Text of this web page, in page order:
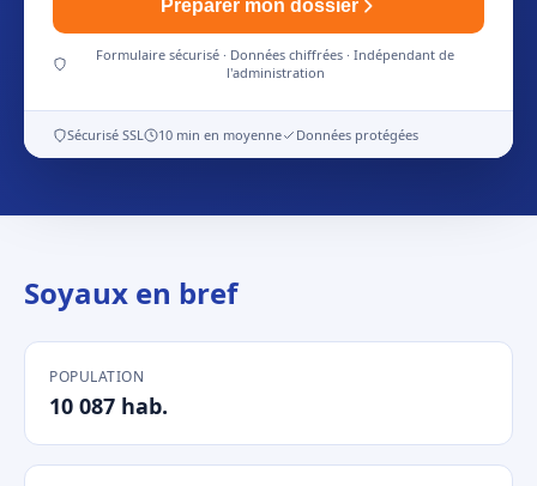
Préparer mon dossier
Formulaire sécurisé · Données chiffrées · Indépendant de
l'administration
Sécurisé SSL 10 min en moyenne Données protégées
Soyaux en bref
POPULATION
10 087 hab.